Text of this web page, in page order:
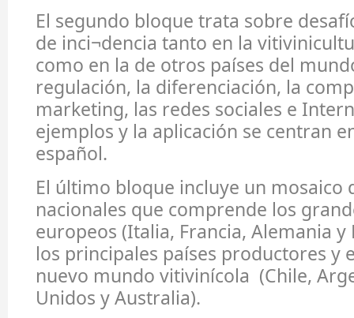
El segundo bloque trata sobre
de inci¬dencia tanto en la
como en la de otros países del
regulación, la diferenciación, la
marketing, las redes sociales e
ejemplos y la aplicación se centran
español.
El último bloque incluye un mosaico
nacionales que comprende los
europeos (Italia, Francia, Alemania y
los principales países productores y
nuevo mundo vitivinícola (Chile,
Unidos y Australia).